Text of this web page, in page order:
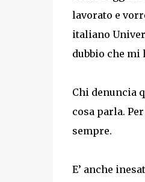
lavorato e
italiano
dubbio che mi
Chi denuncia
cosa parla.
sempre.
E’ anche